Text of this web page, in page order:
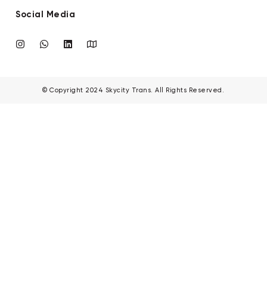
Social Media
© Copyright 2024 Skycity Trans. All Rights Reserved.